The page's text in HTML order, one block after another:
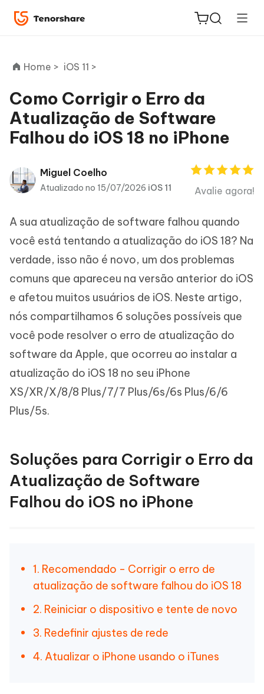
ReiBoot
for iOS
PDNob
PDF
iAnyGo
Home > iOS 11 >
Como Corrigir o Erro da
Atualização de Software
Falhou do iOS 18 no iPhone
Miguel Coelho
Atualizado no 15/07/2026 iOS 11 Avalie agora!
A sua atualização de software falhou quando
você está tentando a atualização do iOS 18? Na
verdade, isso não é novo, um dos problemas
comuns que apareceu na versão anterior do iOS
e afetou muitos usuários de iOS. Neste artigo,
nós compartilhamos 6 soluções possíveis que
você pode resolver o erro de atualização do
software da Apple, que ocorreu ao instalar a
atualização do iOS 18 no seu iPhone
XS/XR/X/8/8 Plus/7/7 Plus/6s/6s Plus/6/6
Plus/5s.
Soluções para Corrigir o Erro da
Atualização de Software
Falhou do iOS no iPhone
1. Recomendado - Corrigir o erro de
atualização de software falhou do iOS 18
2. Reiniciar o dispositivo e tente de novo
3. Redefinir ajustes de rede
4. Atualizar o iPhone usando o iTunes